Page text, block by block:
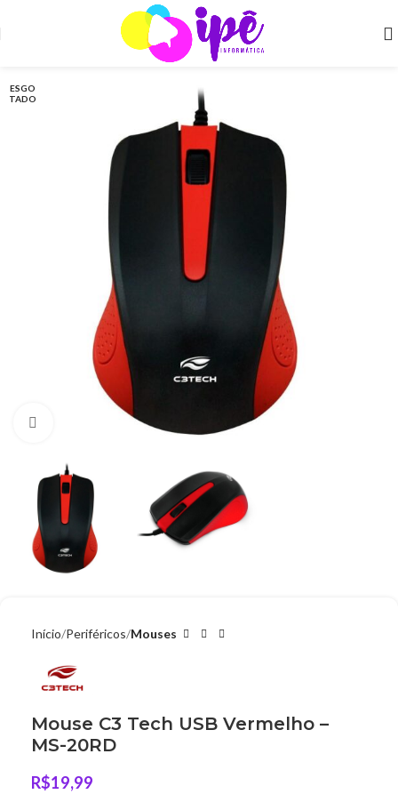
ESGO
TADO
Clique para ampliar
Início Periféricos Mouses
Mouse C3 Tech USB Vermelho –
MS-20RD
R$19,99